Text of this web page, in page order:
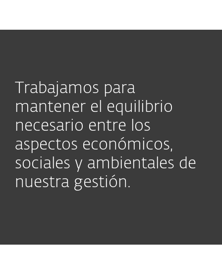
Trabajamos para
mantener el equilibrio
necesario entre los
aspectos económicos,
sociales y ambientales de
nuestra gestión.